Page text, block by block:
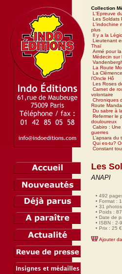
Collection
L'Epreuve
Les Soldats
L'indochine
plus
Il y a la
Lieutenant
Thaï
Armé pour la
Médecin sur
La Route
La
l’Oncle Hô
Les Roses
Carnet de
volontaire
Chroniques
Route
Du sabre à
Refermer le
douloureux
Cabiro : Une
guerres
L’apsara du
Qui es-tu?
Constant
Les
ANAPI
• 492
• Format :
• 31
• Poids :
• Date de
• ISBN : 2-
• Prix : 25
Ajouter